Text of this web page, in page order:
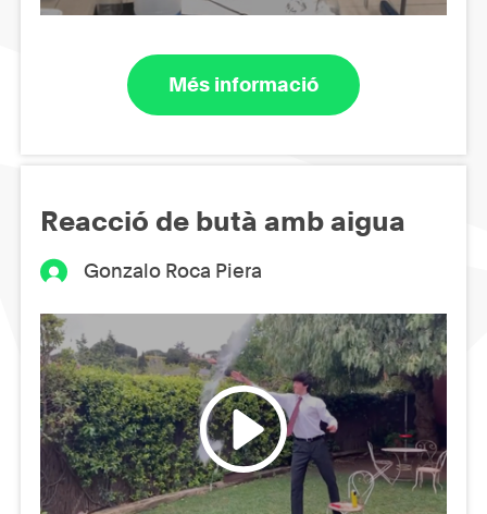
Més informació
Reacció de butà amb aigua
Gonzalo Roca Piera